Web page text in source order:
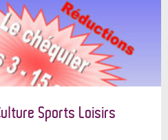
Sports Loisirs